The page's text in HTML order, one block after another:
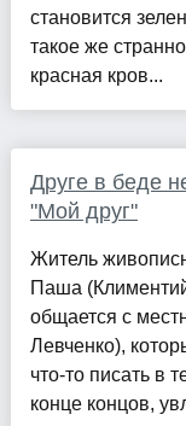
становится
такое же
красная кров...
Друге в беде
"Мой друг"
Житель
Паша
общается с
Левченко),
что-то писать в
конце концов,